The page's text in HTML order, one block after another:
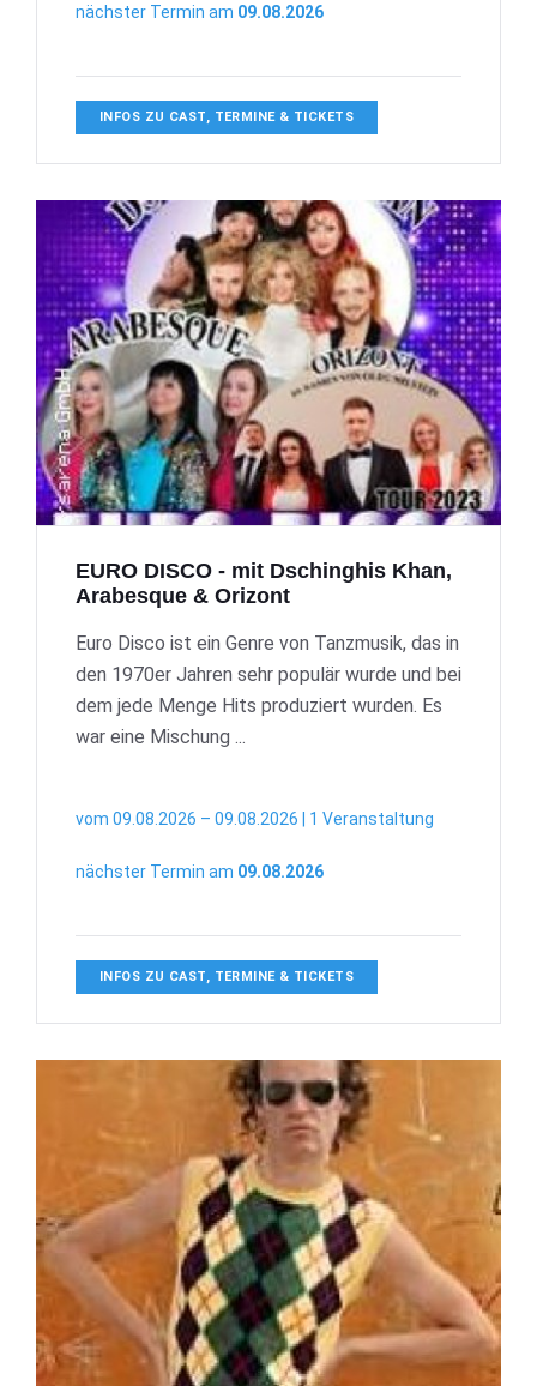
nächster Termin am 09.08.2026
INFOS ZU CAST, TERMINE & TICKETS
EURO DISCO - mit Dschinghis Khan,
Arabesque & Orizont
Euro Disco ist ein Genre von Tanzmusik, das in
den 1970er Jahren sehr populär wurde und bei
dem jede Menge Hits produziert wurden. Es
war eine Mischung ...
vom 09.08.2026 – 09.08.2026 | 1 Veranstaltung
nächster Termin am 09.08.2026
INFOS ZU CAST, TERMINE & TICKETS